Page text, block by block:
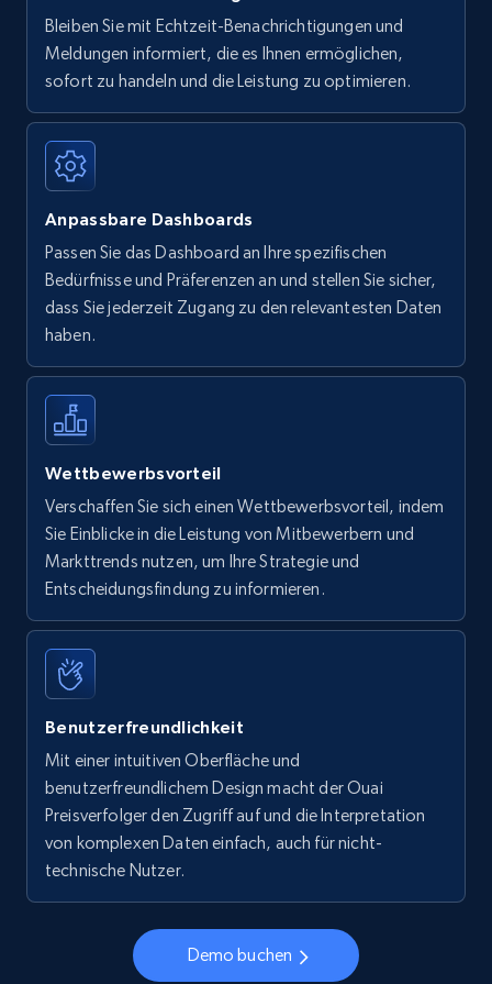
Bleiben Sie mit Echtzeit-Benachrichtigungen und
Meldungen informiert, die es Ihnen ermöglichen,
sofort zu handeln und die Leistung zu optimieren.
Anpassbare Dashboards
Passen Sie das Dashboard an Ihre spezifischen
Bedürfnisse und Präferenzen an und stellen Sie sicher,
dass Sie jederzeit Zugang zu den relevantesten Daten
haben.
Wettbewerbsvorteil
Verschaffen Sie sich einen Wettbewerbsvorteil, indem
Sie Einblicke in die Leistung von Mitbewerbern und
Markttrends nutzen, um Ihre Strategie und
Entscheidungsfindung zu informieren.
Benutzerfreundlichkeit
Mit einer intuitiven Oberfläche und
benutzerfreundlichem Design macht der Ouai
Preisverfolger den Zugriff auf und die Interpretation
von komplexen Daten einfach, auch für nicht-
technische Nutzer.
Demo buchen